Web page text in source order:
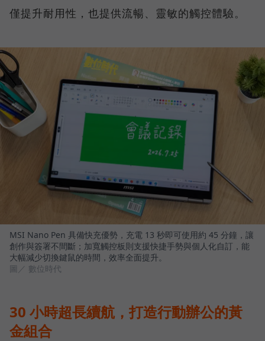
僅提升耐用性，也提供流暢、靈敏的觸控體驗。
MSI Nano Pen 具備快充優勢，充電 13 秒即可使用約 45 分鐘，讓
創作與簽署不間斷；加寬觸控板則支援快捷手勢與個人化自訂，能
大幅減少切換鍵鼠的時間，效率全面提升。
圖／ 數位時代
30 小時超長續航，打造行動辦公的黃
金組合